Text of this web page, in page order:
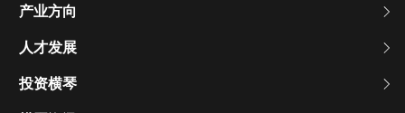
产业方向
人才发展
投资横琴